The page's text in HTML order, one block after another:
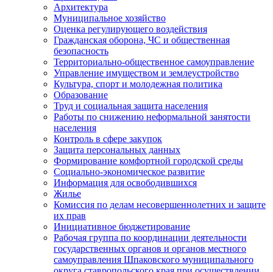
Архитектура
Муниципальное хозяйство
Оценка регулирующего воздействия
Гражданская оборона, ЧС и общественная
безопасность
Территориально-общественное самоуправление
Управление имуществом и землеустройство
Культура, спорт и молодежная политика
Образование
Труд и социальная защита населения
Работы по снижению неформальной занятости
населения
Контроль в сфере закупок
Защита персональных данных
Формирование комфортной городской среды
Социально-экономическое развитие
Информация для освободившихся
Жилье
Комиссия по делам несовершеннолетних и защите
их прав
Инициативное бюджетирование
Рабочая группа по координации деятельности
государственных органов и органов местного
самоуправления Шпаковского муниципального